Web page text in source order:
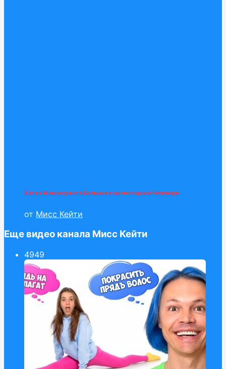
Катя и Макс играют в большое и миниатюрное Челлендж
от Мисс Кейти
Еще видео канала Мисс Кейти
4949